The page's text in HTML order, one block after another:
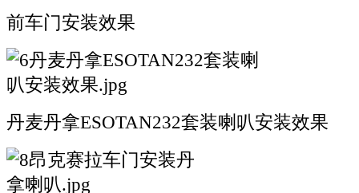
前车门安装效果
丹麦丹拿ESOTAN232套装喇叭安装效果